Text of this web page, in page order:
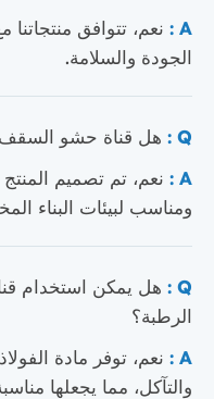
A :
نعم، تتوافق منتجاتنا
الجودة والسلامة.
Q : هل قناة حشو السقف
A :
نعم، تم تصميم
ومناسب لبيئات البناء
Q :
هل يمكن استخدام
الرطبة؟
A :
نعم، توفر مادة
والتآكل، مما يجعلها